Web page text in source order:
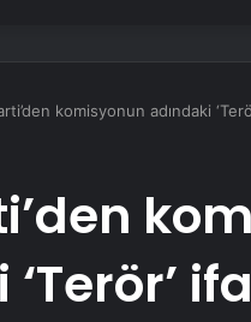
komisyonun adındaki